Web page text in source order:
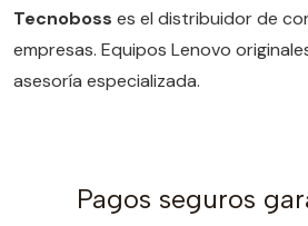
Tecnoboss es el distribuidor de
empresas. Equipos Lenovo
asesoría especializada.
Pagos seguros